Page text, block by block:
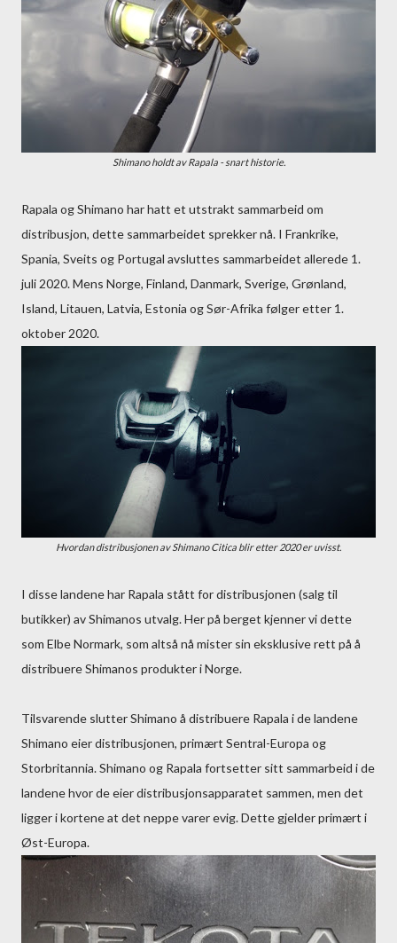
Shimano holdt av Rapala - snart historie.
Rapala og Shimano har hatt et utstrakt sammarbeid om
distribusjon, dette sammarbeidet sprekker nå. I Frankrike,
Spania, Sveits og Portugal avsluttes sammarbeidet allerede 1.
juli 2020. Mens Norge, Finland, Danmark, Sverige, Grønland,
Island, Litauen, Latvia, Estonia og Sør-Afrika følger etter 1.
oktober 2020.
Hvordan distribusjonen av Shimano Citica blir etter 2020 er uvisst.
I disse landene har Rapala stått for distribusjonen (salg til
butikker) av Shimanos utvalg. Her på berget kjenner vi dette
som Elbe Normark, som altså nå mister sin eksklusive rett på å
distribuere Shimanos produkter i Norge.
Tilsvarende slutter Shimano å distribuere Rapala i de landene
Shimano eier distribusjonen, primært Sentral-Europa og
Storbritannia. Shimano og Rapala fortsetter sitt sammarbeid i de
landene hvor de eier distribusjonsapparatet sammen, men det
ligger i kortene at det neppe varer evig. Dette gjelder primært i
Øst-Europa.